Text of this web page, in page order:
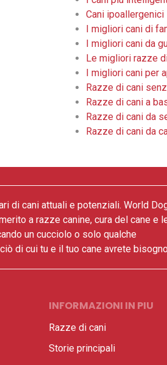
Cani ipoallergenici
I migliori cani di
I migliori cani da
Le migliori razze
I migliori cani per
Razze di cani
Razze di cani a
Razze di cani da
Razze di cani da
di cani attuali e potenziali. World
a razze canine, cura del cane e
un cucciolo o solo qualche
di cui tu e il tuo cane avrete
INFORMAZIONI IN PIU
Razze di cani
Storie principali